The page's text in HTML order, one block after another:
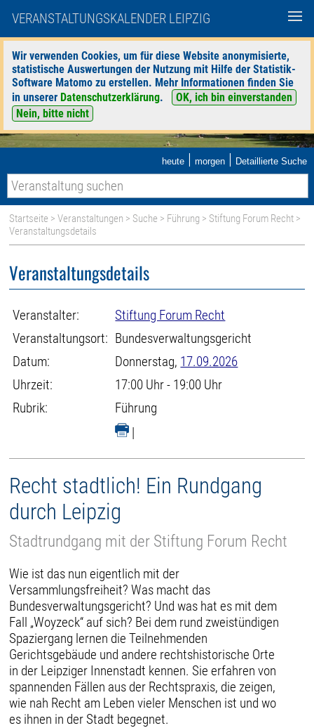
VERANSTALTUNGSKALENDER LEIPZIG
Wir verwenden Cookies, um für diese Website anonymisierte,
statistische Auswertungen der Nutzung mit Hilfe der Statistik-
Software Matomo zu erstellen. Mehr Informationen finden Sie
in unserer Datenschutzerklärung.
OK, ich bin einverstanden
Nein, bitte nicht
heute | morgen | Detaillierte Suche
Startseite >Veranstaltungen > Suche > Führung > Stiftung Forum Recht >
Veranstaltungsdetails
Veranstaltungsdetails
Veranstalter:
Stiftung Forum Recht
Veranstaltungsort: Bundesverwaltungsgericht
Datum:
Donnerstag, 17.09.2026
Uhrzeit:
17:00 Uhr - 19:00 Uhr
Rubrik:
Führung
|
Recht stadtlich! Ein Rundgang
durch Leipzig
Stadtrundgang mit der Stiftung Forum Recht
Wie ist das nun eigentlich mit der
Versammlungsfreiheit? Was macht das
Bundesverwaltungsgericht? Und was hat es mit dem
Fall „Woyzeck“ auf sich? Bei dem rund zweistündigen
Spaziergang lernen die Teilnehmenden
Gerichtsgebäude und andere rechtshistorische Orte
in der Leipziger Innenstadt kennen. Sie erfahren von
spannenden Fällen aus der Rechtspraxis, die zeigen,
wie nah Recht am Leben vieler Menschen ist und wo
es ihnen in der Stadt begegnet.